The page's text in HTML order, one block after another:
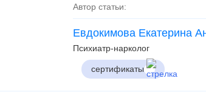
Автор статьи:
Евдокимова Екатерина
Психиатр-нарколог
сертификаты